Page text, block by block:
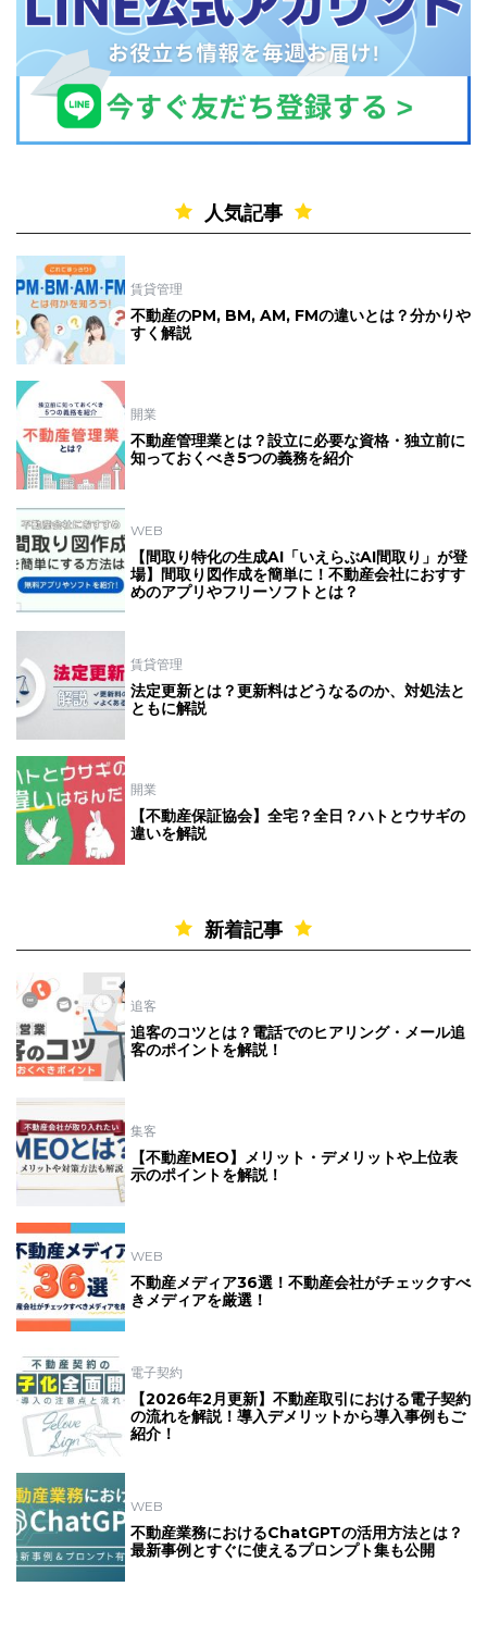
人気記事
賃貸管理
不動産のPM, BM, AM, FMの違いとは？分かりや
すく解説
開業
不動産管理業とは？設立に必要な資格・独立前に
知っておくべき5つの義務を紹介
WEB
【間取り特化の生成AI「いえらぶAI間取り」が登
場】間取り図作成を簡単に！不動産会社におすす
めのアプリやフリーソフトとは？
賃貸管理
法定更新とは？更新料はどうなるのか、対処法と
ともに解説
開業
【不動産保証協会】全宅？全日？ハトとウサギの
違いを解説
新着記事
追客
追客のコツとは？電話でのヒアリング・メール追
客のポイントを解説！
集客
【不動産MEO】メリット・デメリットや上位表
示のポイントを解説！
WEB
不動産メディア36選！不動産会社がチェックすべ
きメディアを厳選！
電子契約
【2026年2月更新】不動産取引における電子契約
の流れを解説！導入デメリットから導入事例もご
紹介！
WEB
不動産業務におけるChatGPTの活用方法とは？
最新事例とすぐに使えるプロンプト集も公開